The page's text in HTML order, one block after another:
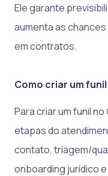
Ele garante
aumenta as
em contratos.
Como criar um funil
Para criar um funil
etapas do
contato, triagem/
onboarding jurídico